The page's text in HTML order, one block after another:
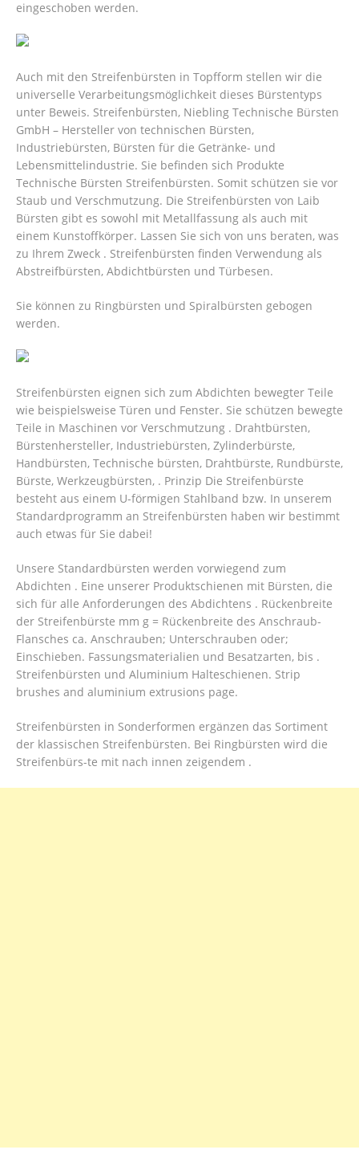
eingeschoben werden.
Auch mit den Streifenbürsten in Topfform stellen wir die
universelle Verarbeitungsmöglichkeit dieses Bürstentyps
unter Beweis. Streifenbürsten, Niebling Technische Bürsten
GmbH – Hersteller von technischen Bürsten,
Industriebürsten, Bürsten für die Getränke- und
Lebensmittelindustrie. Sie befinden sich Produkte
Technische Bürsten Streifenbürsten. Somit schützen sie vor
Staub und Verschmutzung. Die Streifenbürsten von Laib
Bürsten gibt es sowohl mit Metallfassung als auch mit
einem Kunstoffkörper. Lassen Sie sich von uns beraten, was
zu Ihrem Zweck . Streifenbürsten finden Verwendung als
Abstreifbürsten, Abdichtbürsten und Türbesen.
Sie können zu Ringbürsten und Spiralbürsten gebogen
werden.
Streifenbürsten eignen sich zum Abdichten bewegter Teile
wie beispielsweise Türen und Fenster. Sie schützen bewegte
Teile in Maschinen vor Verschmutzung . Drahtbürsten,
Bürstenhersteller, Industriebürsten, Zylinderbürste,
Handbürsten, Technische bürsten, Drahtbürste, Rundbürste,
Bürste, Werkzeugbürsten, . Prinzip Die Streifenbürste
besteht aus einem U-förmigen Stahlband bzw. In unserem
Standardprogramm an Streifenbürsten haben wir bestimmt
auch etwas für Sie dabei!
Unsere Standardbürsten werden vorwiegend zum
Abdichten . Eine unserer Produktschienen mit Bürsten, die
sich für alle Anforderungen des Abdichtens . Rückenbreite
der Streifenbürste mm g = Rückenbreite des Anschraub-
Flansches ca. Anschrauben; Unterschrauben oder;
Einschieben. Fassungsmaterialien und Besatzarten, bis .
Streifenbürsten und Aluminium Halteschienen. Strip
brushes and aluminium extrusions page.
Streifenbürsten in Sonderformen ergänzen das Sortiment
der klassischen Streifenbürsten. Bei Ringbürsten wird die
Streifenbürs-te mit nach innen zeigendem .